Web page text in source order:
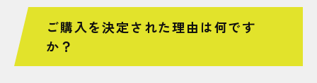
ご購入を決定された理由は何です
か？